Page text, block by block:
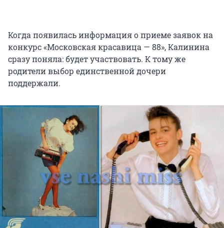
Когда появилась информация о приеме заявок на
конкурс «Московская красавица — 88», Калинина
сразу поняла: будет участвовать. К тому же
родители выбор единственной дочери
поддержали.